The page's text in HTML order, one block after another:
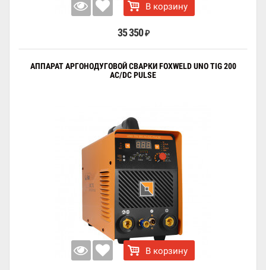
В корзину
35 350 ₽
АППАРАТ АРГОНОДУГОВОЙ СВАРКИ FOXWELD UNO TIG 200
AC/DC PULSE
В корзину